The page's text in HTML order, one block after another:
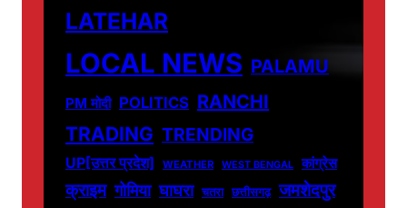
LATEHAR
LOCAL NEWS PALAMU
PM मोदी POLITICS RANCHI
TRADING TRENDING
UP[उत्तर प्रदेश] WEATHER WEST BENGAL कांग्रेस
क्राइम गोमिया घाघरा चतरा छत्तीसगढ़ जमशेदपुर